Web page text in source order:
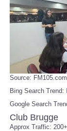
Source:
Bing Search Trend:
Google Search
Club Brugge
Approx Traffic: 200+